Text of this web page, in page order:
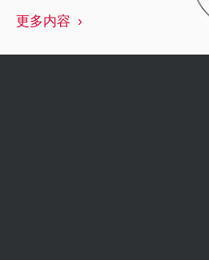
更多内容